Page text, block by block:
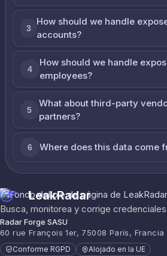
3
How should we handle
accounts?
4
How should we handle
employees?
5
What about third-party
partners?
6 Where does this data come
LeakRadar
Busca, monitorea y corrige
Radar Forge SASU
60 rue François 1er, 75008 París, Francia
Conforme RGPD Alojado en la UE